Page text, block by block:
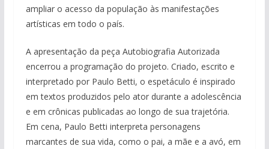
ampliar o acesso da população às manifestações
artísticas em todo o país.
A apresentação da peça Autobiografia Autorizada
encerrou a programação do projeto. Criado, escrito e
interpretado por Paulo Betti, o espetáculo é inspirado
em textos produzidos pelo ator durante a adolescência
e em crônicas publicadas ao longo de sua trajetória.
Em cena, Paulo Betti interpreta personagens
marcantes de sua vida, como o pai, a mãe e a avó, em